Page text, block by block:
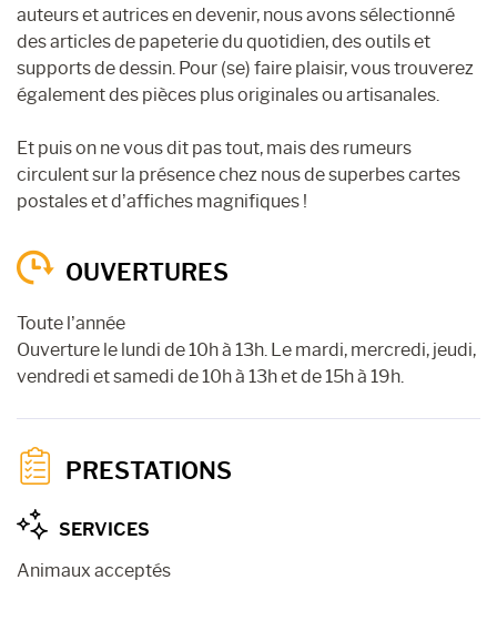
auteurs et autrices en devenir, nous avons sélectionné
des articles de papeterie du quotidien, des outils et
supports de dessin. Pour (se) faire plaisir, vous trouverez
également des pièces plus originales ou artisanales.
Et puis on ne vous dit pas tout, mais des rumeurs
circulent sur la présence chez nous de superbes cartes
postales et d’affiches magnifiques !
OUVERTURES
Toute l’année
Ouverture le lundi de 10h à 13h. Le mardi, mercredi, jeudi,
vendredi et samedi de 10h à 13h et de 15h à 19h.
PRESTATIONS
SERVICES
Animaux acceptés